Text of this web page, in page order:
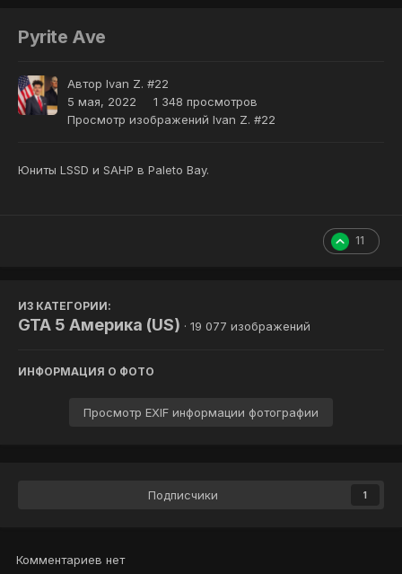
Pyrite Ave
Автор Ivan Z. #22
5 мая, 2022
1 348 просмотров
Просмотр изображений Ivan Z. #22
Юниты LSSD и SAHP в Paleto Bay.
11
ИЗ КАТЕГОРИИ:
GTA 5 Америка (US) · 19 077 изображений
ИНФОРМАЦИЯ О ФОТО
Просмотр EXIF информации фотографии
Подписчики 1
Комментариев нет